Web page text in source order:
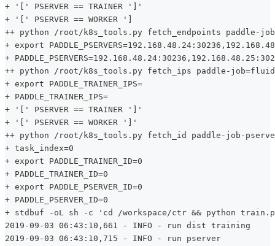
+ '[' PSERVER == TRAINER ']'
+ '[' PSERVER == WORKER ']
++ python /root/k8s_tools.py fetch_endpoints paddle-
+ export
+
++ python /root/k8s_tools.py fetch_ips paddle-
+ export PADDLE_TRAINER_IPS=
+ PADDLE_TRAINER_IPS=
+ '[' PSERVER == TRAINER ']'
+ '[' PSERVER == WORKER ']'
++ python /root/k8s_tools.py fetch_id paddle-job-
+ task_index=0
+ export PADDLE_TRAINER_ID=0
+ PADDLE_TRAINER_ID=0
+ export PADDLE_PSERVER_ID=0
+ PADDLE_PSERVER_ID=0
+ stdbuf -oL sh -c 'cd /workspace/ctr && python
2019-09-03 06:43:10,661 - INFO - run dist training
2019-09-03 06:43:10,715 - INFO - run pserver